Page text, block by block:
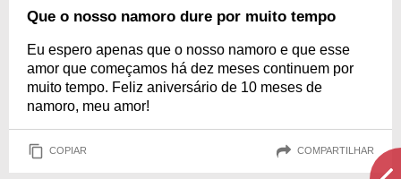
Que o nosso namoro dure por muito tempo
Eu espero apenas que o nosso namoro e que esse
amor que começamos há dez meses continuem por
muito tempo. Feliz aniversário de 10 meses de
namoro, meu amor!
COPIAR COMPARTILHAR